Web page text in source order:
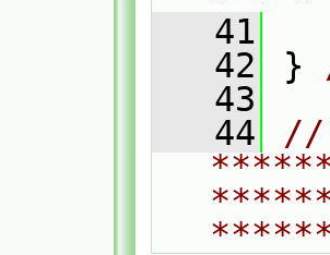
   41
   42
}
   43
   44
//